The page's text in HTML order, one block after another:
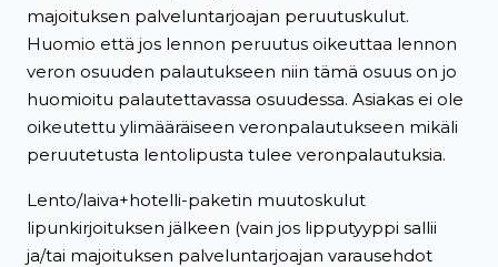
majoituksen palveluntarjoajan peruutuskulut.
Huomio että jos lennon peruutus oikeuttaa lennon
veron osuuden palautukseen niin tämä osuus on jo
huomioitu palautettavassa osuudessa. Asiakas ei ole
oikeutettu ylimääräiseen veronpalautukseen mikäli
peruutetusta lentolipusta tulee veronpalautuksia.
Lento/laiva+hotelli-paketin muutoskulut
lipunkirjoituksen jälkeen (vain jos lipputyyppi sallii
ja/tai majoituksen palveluntarjoajan varausehdot